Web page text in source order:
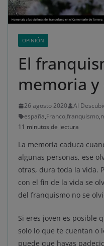
OPINIÓN
El
memoria
26 agosto 2020
Al
españa,Franco,franquismo,
11 minutos de lectura
La memoria caduca
algunas personas, ese
otras, dura toda la vida.
con el fin de la vida se
del franquismo no se
Si eres joven es posible
solo lo que te cuentan o
puede que hayas